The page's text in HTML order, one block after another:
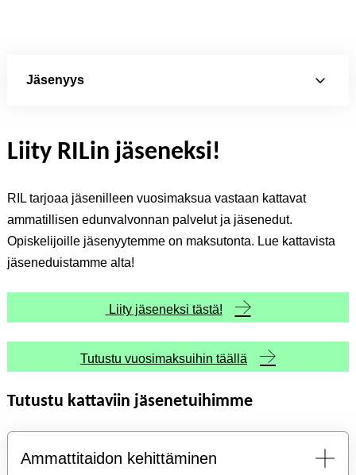
Liity RILin jäseneksi!
RIL tarjoaa jäsenilleen vuosimaksua vastaan kattavat
ammatillisen edunvalvonnan palvelut ja jäsenedut.
Opiskelijoille jäsenyytemme on maksutonta. Lue kattavista
jäseneduistamme alta!
Liity jäseneksi tästä!
Tutustu vuosimaksuihin täällä
Tutustu kattaviin jäsenetuihimme
Ammattitaidon kehittäminen
Jäsenyys